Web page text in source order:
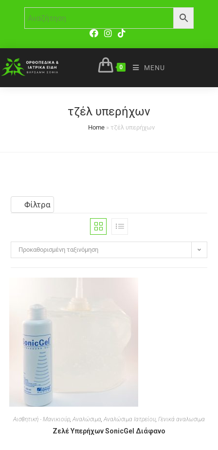
0 MENU
τζέλ υπερήχων
Home» τζέλ υπερήχων
Φίλτρα
Προκαθορισμένη ταξινόμηση
Αισθητική - Μανικιούρ, Αναλώσιμα, Αναλώσιμα Ιατρείου, Γενικά αναλωσιμα
Ζελέ Υπερήχων SonicGel Διάφανο